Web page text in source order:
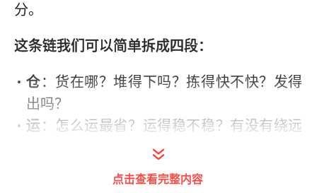
分。
这条链我们可以简单拆成四段：
仓：货在哪？堆得下吗？拣得快不快？发得
出吗？
运 ：怎么运最省？运得稳不稳？有没有绕远
路、压车、返程空跑？
：发到哪？能不能及时签收？末端配送靠
点击查看完整内容